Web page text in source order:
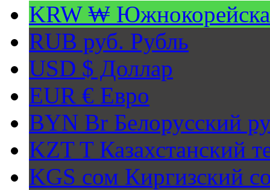
KRW ₩
RUB руб. Рубль
USD $ Доллар
EUR € Евро
BYN Br Белорусский
KZT TКазахстанский
KGS сом Киргизский